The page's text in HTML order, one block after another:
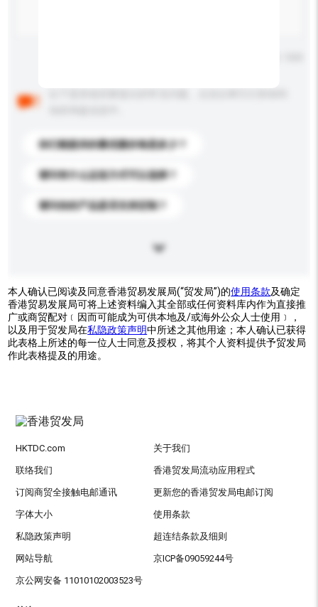
你们能提供的最优惠价格是多少？
请问有什么运送方式可以选择？
请问你的产品是否支持定制？
本人确认已阅读及同意香港贸易发展局(“贸发局”)的使用条款及确定
香港贸易发展局可将上述资料编入其全部或任何资料库内作为直接推
广或商贸配对﹝因而可能成为可供本地及/或海外公众人士使用﹞，
以及用于贸发局在私隐政策声明中所述之其他用途；本人确认已获得
此表格上所述的每一位人士同意及授权，将其个人资料提供予贸发局
作此表格提及的用途。
HKTDC.com 关于我们
联络我们 香港贸发局流动应用程式
订阅商贸全接触电邮通讯 更新您的香港贸发局电邮订阅
字体大小 使用条款
私隐政策声明 超连结条款及细则
网站导航 京ICP备09059244号
京公网安备 11010102003523号